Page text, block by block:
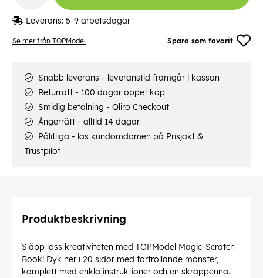
Se mer från TOPModel Spara som favorit
Leverans: 5-9 arbetsdagar
Snabb leverans - leveranstid framgår i kassan
Returrätt - 100 dagar öppet köp
Smidig betalning - Qliro Checkout
Ångerrätt - alltid 14 dagar
Pålitliga - läs kundomdömen på Prisjakt &
Trustpilot
Produktbeskrivning
Släpp loss kreativiteten med TOPModel Magic-Scratch
Book! Dyk ner i 20 sidor med förtrollande mönster,
komplett med enkla instruktioner och en skrappenna.